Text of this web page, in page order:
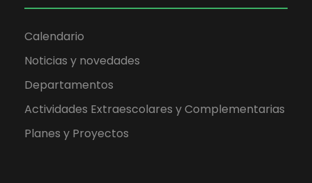
Calendario
Noticias y novedades
Departamentos
Actividades Extraescolares y Complementarias
Planes y Proyectos